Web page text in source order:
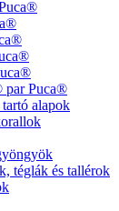
par Puca®
tartó alapok
téglák és tallérok